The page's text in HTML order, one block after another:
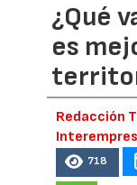
¿Qué
es
Redacción
718